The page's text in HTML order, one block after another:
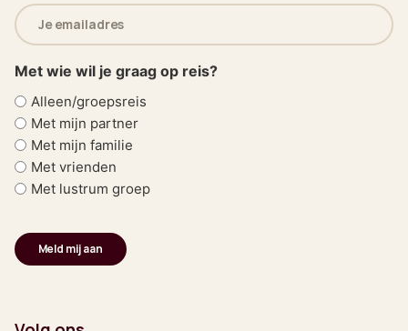
E-
mailadres
(Vereist)
Met wie wil je graag op reis?
Alleen/groepsreis
Met mijn partner
Met mijn familie
Met vrienden
Met lustrum groep